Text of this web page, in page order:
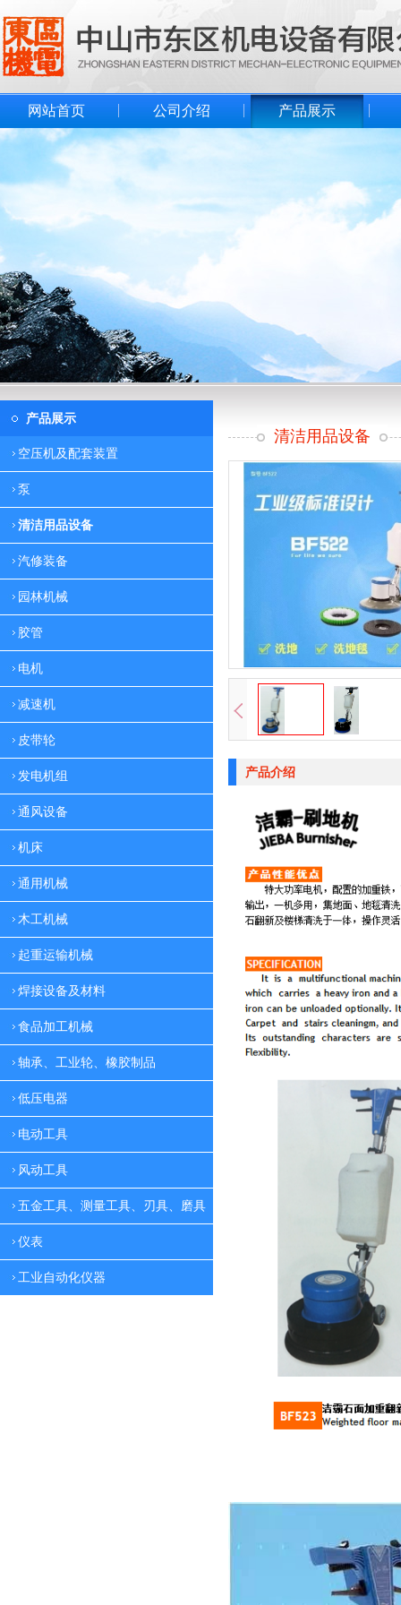
网站首页 公司介绍 产品展示
产品展示
空压机及配套装置
泵
清洁用品设备
汽修装备
园林机械
胶管
电机
减速机
皮带轮
发电机组
通风设备
机床
通用机械
木工机械
起重运输机械
焊接设备及材料
食品加工机械
轴承、工业轮、橡胶制品
低压电器
电动工具
风动工具
五金工具、测量工具、刃具、磨具
仪表
工业自动化仪器
清洁用品设备
产品介绍